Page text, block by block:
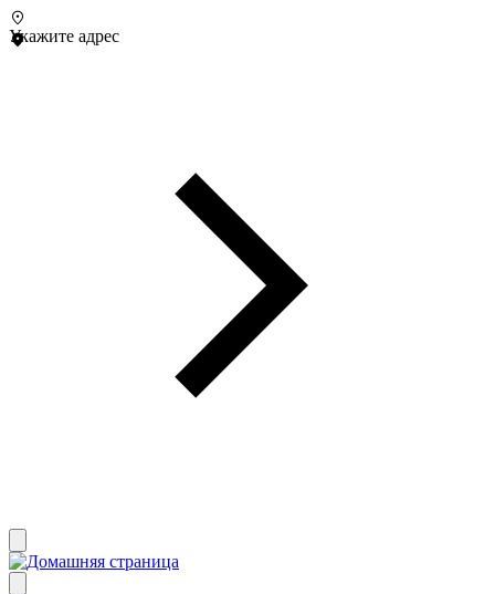
Укажите адрес